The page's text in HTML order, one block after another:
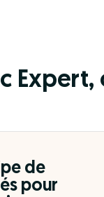
Expert,
de
pour